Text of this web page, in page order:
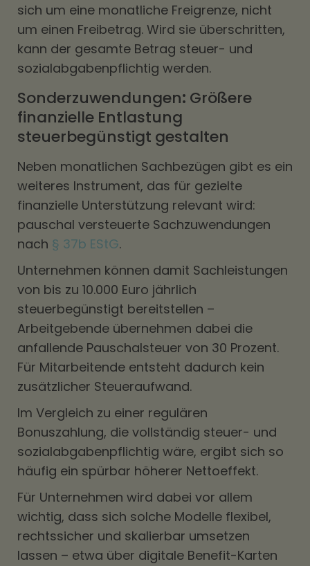
sich um eine monatliche Freigrenze, nicht
um einen Freibetrag. Wird sie überschritten,
kann der gesamte Betrag steuer- und
sozialabgabenpflichtig werden.
Sonderzuwendungen: Größere
finanzielle Entlastung
steuerbegünstigt gestalten
Neben monatlichen Sachbezügen gibt es ein
weiteres Instrument, das für gezielte
finanzielle Unterstützung relevant wird:
pauschal versteuerte Sachzuwendungen
nach § 37b EStG.
Unternehmen können damit Sachleistungen
von bis zu 10.000 Euro jährlich
steuerbegünstigt bereitstellen –
Arbeitgebende übernehmen dabei die
anfallende Pauschalsteuer von 30 Prozent.
Für Mitarbeitende entsteht dadurch kein
zusätzlicher Steueraufwand.
Im Vergleich zu einer regulären
Bonuszahlung, die vollständig steuer- und
sozialabgabenpflichtig wäre, ergibt sich so
häufig ein spürbar höherer Nettoeffekt.
Für Unternehmen wird dabei vor allem
wichtig, dass sich solche Modelle flexibel,
rechtssicher und skalierbar umsetzen
lassen – etwa über digitale Benefit-Karten